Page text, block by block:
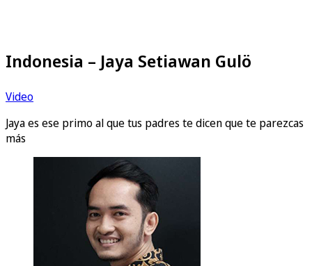
Indonesia – Jaya Setiawan Gulö
Video
Jaya es ese primo al que tus padres te dicen que te parezcas
más